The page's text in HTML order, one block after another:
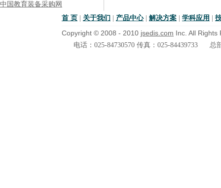
中国教育装备采购网
首 页
关于我们 产品中心| 解决方案 学科应用
Copyright © 2008 - 2010 jsedis.com Inc. All
电话：025-84730570 传真：025-84439733 总